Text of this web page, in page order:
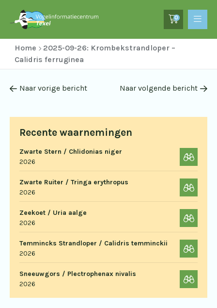
0
Home
2025-09-26: Krombekstrandloper –
Calidris ferruginea
Recente waarnemingen
Zwarte Stern / Chlidonias niger
2026
Zwarte Ruiter / Tringa erythropus
2026
Zeekoet / Uria aalge
2026
Temmincks Strandloper / Calidris temminckii
2026
Sneeuwgors / Plectrophenax nivalis
2026
Naar vorige bericht Naar volgende bericht